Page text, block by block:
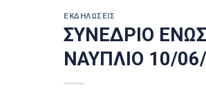
ΕΚΔΗΛΏΣΕΙΣ
ΣΥΝΕΔΡΙΟ
ΝΑΥΠΛΙΟ 10/